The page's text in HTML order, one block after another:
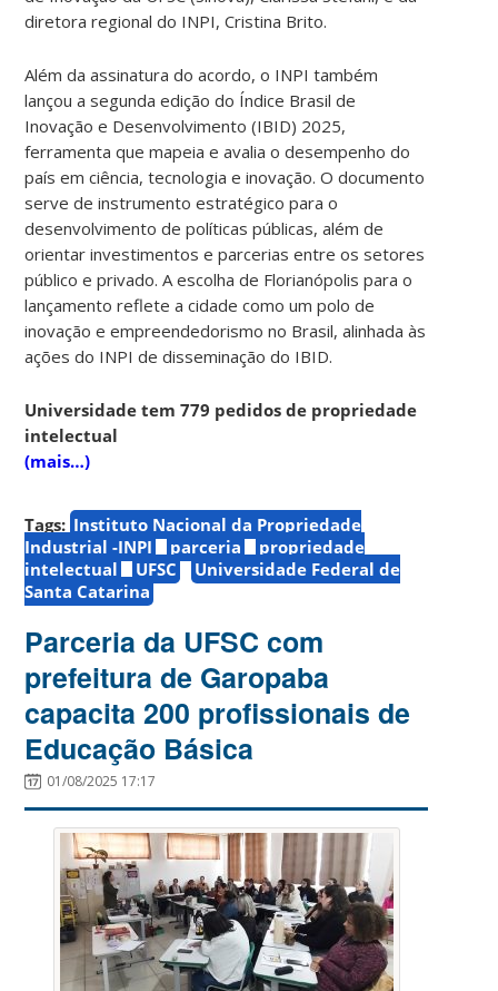
diretora regional do INPI, Cristina Brito.
Além da assinatura do acordo, o INPI também
lançou a segunda edição do Índice Brasil de
Inovação e Desenvolvimento (IBID) 2025,
ferramenta que mapeia e avalia o desempenho do
país em ciência, tecnologia e inovação. O documento
serve de instrumento estratégico para o
desenvolvimento de políticas públicas, além de
orientar investimentos e parcerias entre os setores
público e privado. A escolha de Florianópolis para o
lançamento reflete a cidade como um polo de
inovação e empreendedorismo no Brasil, alinhada às
ações do INPI de disseminação do IBID.
Universidade tem 779 pedidos de propriedade
intelectual
(mais…)
Tags: Instituto Nacional da Propriedade
Industrial -INPI
parceria
propriedade
intelectual
UFSC
Universidade Federal de
Santa Catarina
Parceria da UFSC com
prefeitura de Garopaba
capacita 200 profissionais de
Educação Básica
01/08/2025 17:17